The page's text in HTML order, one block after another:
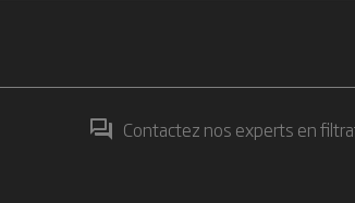
Contactez nos experts en